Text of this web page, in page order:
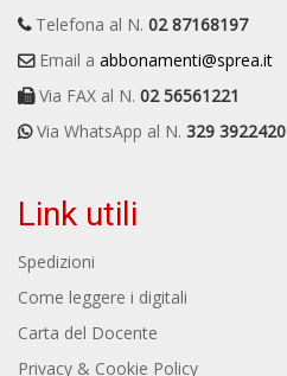
Telefona al N. 02 87168197
Email a abbonamenti@sprea.it
Via FAX al N. 02 56561221
Via WhatsApp al N. 329 3922420
Link utili
Spedizioni
Come leggere i digitali
Carta del Docente
Privacy & Cookie Policy